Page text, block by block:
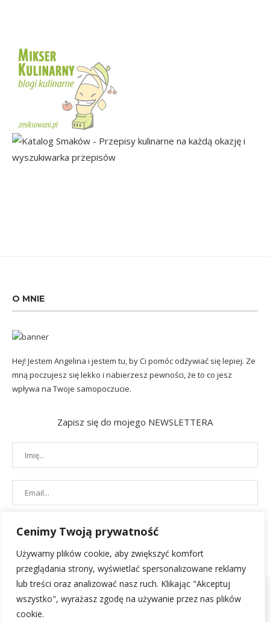
Cenimy Twoją prywatność
Używamy plików cookie, aby zwiększyć komfort
przeglądania strony, wyświetlać spersonalizowane reklamy
lub treści oraz analizować nasz ruch. Klikając "Akceptuj
wszystko", wyrażasz zgodę na używanie przez nas plików
cookie.
O MNIE
Hej! Jestem Angelina i jestem tu, by Ci pomóc odżywiać się lepiej. Ze
mną poczujesz się lekko i nabierzesz pewności, że to co jesz
wpływa na Twoje samopoczucie.
Zapisz się do mojego NEWSLETTERA